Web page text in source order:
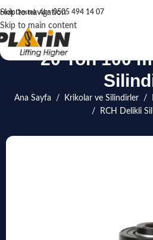
Skip to navigation
Skip to main content
Hızlı Destek Alın0505 494 14 07
20 Ton 100
Ana Sayfa / Krikolar ve Silindirler /
/
RCH Delikli